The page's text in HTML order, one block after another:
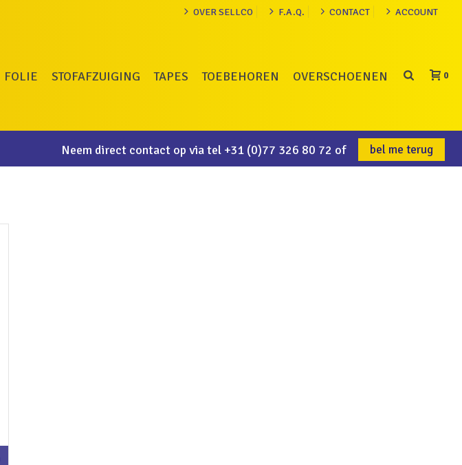
OVER SELLCO F.A.Q. CONTACT ACCOUNT
FOLIE STOFAFZUIGING TAPES TOEBEHOREN OVERSCHOENEN 0
Neem direct contact op via tel +31 (0)77 326 80 72 of bel me terug